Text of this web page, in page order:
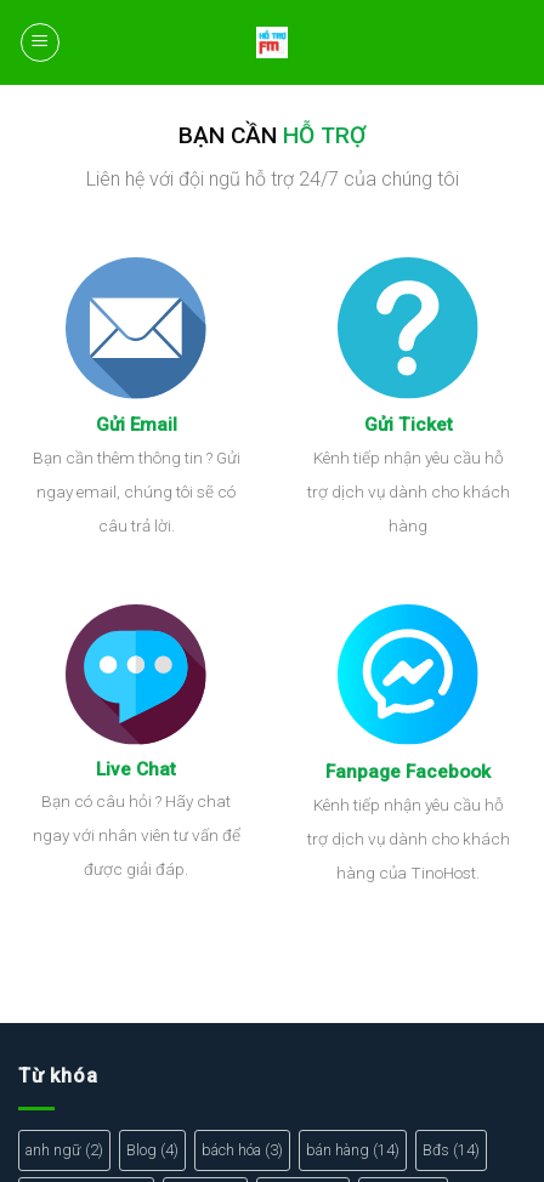
content
BẠN CẦN HỖ TRỢ
Liên hệ với đội ngũ hỗ trợ 24/7 của chúng tôi
Gửi Email
Bạn cần thêm thông tin ? Gửi
ngay email, chúng tôi sẽ có
câu trả lời.
Gửi Ticket
Kênh tiếp nhận yêu cầu hỗ
trợ dịch vụ dành cho khách
hàng
Live Chat
Bạn có câu hỏi ? Hãy chat
ngay với nhân viên tư vấn để
được giải đáp.
Fanpage Facebook
Kênh tiếp nhận yêu cầu hỗ
trợ dịch vụ dành cho khách
hàng của TinoHost.
Từ khóa
anh ngữ (2) Blog (4) bách hóa (3) bán hàng (14) Bđs (14)